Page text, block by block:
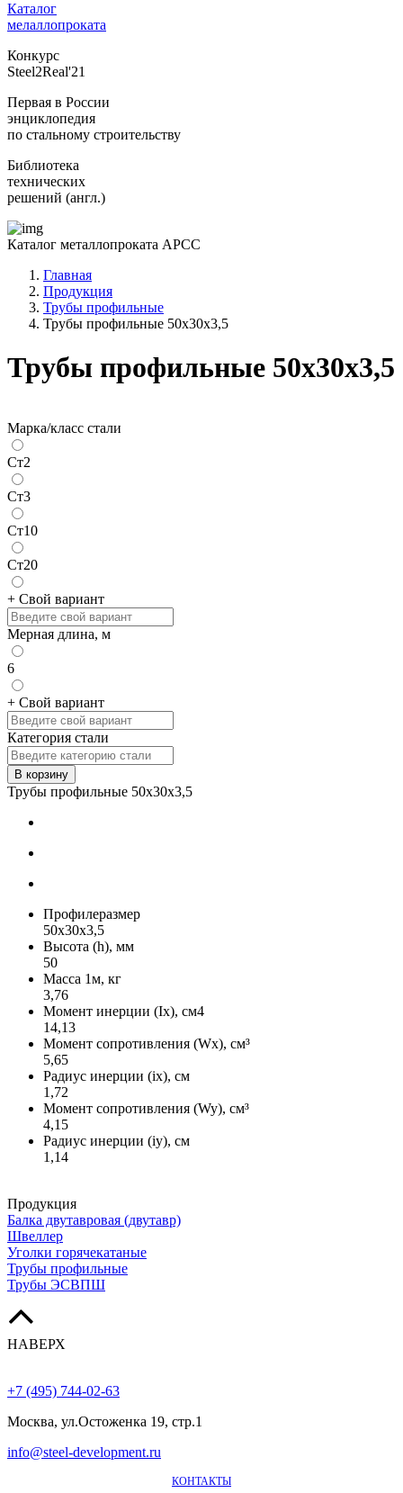
Каталог
мелаллопроката
Конкурс
Steel2Real'21
Первая в России
энциклопедия
по стальному строительству
Библиотека
технических
решений (англ.)
Каталог металлопроката АРСС
Главная
Продукция
Трубы профильные
Трубы профильные 50х30х3,5
Трубы профильные 50х30х3,5
Марка/класс стали
Ст2
Ст3
Ст10
Ст20
+ Свой вариант
Мерная длина, м
6
+ Свой вариант
Категория стали
В корзину
Трубы профильные 50х30х3,5
Профилеразмер
50x30x3,5
Высота (h), мм
50
Масса 1м, кг
3,76
Момент инерции (Ix), см4
14,13
Момент сопротивления (Wx), см³
5,65
Радиус инерции (ix), см
1,72
Момент сопротивления (Wy), см³
4,15
Радиус инерции (iy), см
1,14
Продукция
Балка двутавровая (двутавр)
Швеллер
Уголки горячекатаные
Трубы профильные
Трубы ЭСВПШ
НАВЕРХ
+7 (495) 744-02-63
Москва, ул.Остоженка 19, стр.1
info@steel-development.ru
КОНТАКТЫ